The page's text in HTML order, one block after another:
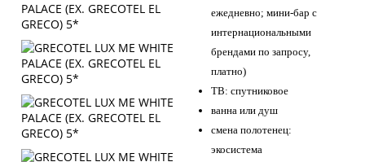
ежедневно; мини-бар с
интернациональными
брендами по запросу,
платно)
ТВ: спутниковое
ванна или душ
смена полотенец:
экосистема